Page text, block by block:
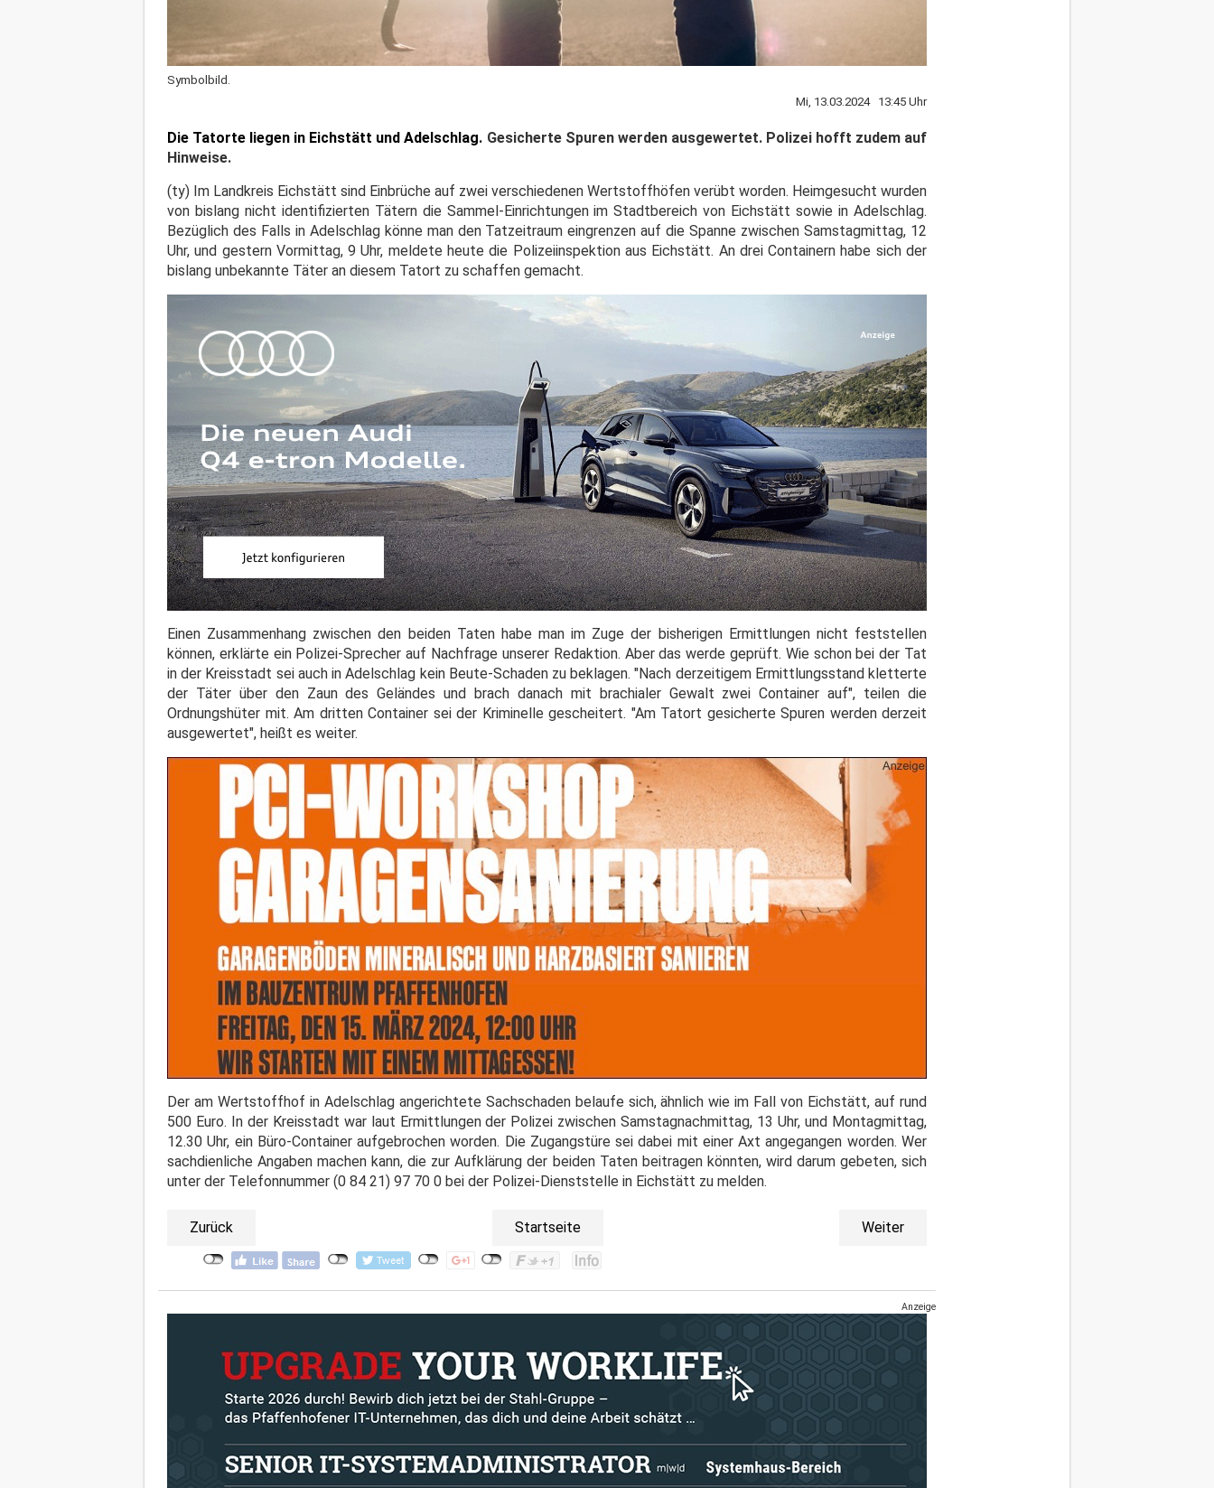
Symbolbild.
Mi, 13.03.2024 13:45 Uhr
Die Tatorte liegen in Eichstätt und Adelschlag. Gesicherte Spuren werden ausgewertet. Polizei hofft zudem auf
Hinweise.
(ty) Im Landkreis Eichstätt sind Einbrüche auf zwei verschiedenen Wertstoffhöfen verübt worden. Heimgesucht wurden
von bislang nicht identifizierten Tätern die Sammel-Einrichtungen im Stadtbereich von Eichstätt sowie in Adelschlag.
Bezüglich des Falls in Adelschlag könne man den Tatzeitraum eingrenzen auf die Spanne zwischen Samstagmittag, 12
Uhr, und gestern Vormittag, 9 Uhr, meldete heute die Polizeiinspektion aus Eichstätt. An drei Containern habe sich der
bislang unbekannte Täter an diesem Tatort zu schaffen gemacht.
Einen Zusammenhang zwischen den beiden Taten habe man im Zuge der bisherigen Ermittlungen nicht feststellen
können, erklärte ein Polizei-Sprecher auf Nachfrage unserer Redaktion. Aber das werde geprüft. Wie schon bei der Tat
in der Kreisstadt sei auch in Adelschlag kein Beute-Schaden zu beklagen. "Nach derzeitigem Ermittlungsstand kletterte
der Täter über den Zaun des Geländes und brach danach mit brachialer Gewalt zwei Container auf", teilen die
Ordnungshüter mit. Am dritten Container sei der Kriminelle gescheitert. "Am Tatort gesicherte Spuren werden derzeit
ausgewertet", heißt es weiter.
Der am Wertstoffhof in Adelschlag angerichtete Sachschaden belaufe sich, ähnlich wie im Fall von Eichstätt, auf rund
500 Euro. In der Kreisstadt war laut Ermittlungen der Polizei zwischen Samstagnachmittag, 13 Uhr, und Montagmittag,
12.30 Uhr, ein Büro-Container aufgebrochen worden. Die Zugangstüre sei dabei mit einer Axt angegangen worden. Wer
sachdienliche Angaben machen kann, die zur Aufklärung der beiden Taten beitragen könnten, wird darum gebeten, sich
unter der Telefonnummer (0 84 21) 97 70 0 bei der Polizei-Dienststelle in Eichstätt zu melden.
Zurück Startseite Weiter
Anzeige